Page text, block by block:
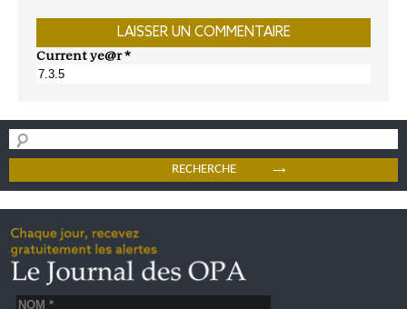
Current ye@r*